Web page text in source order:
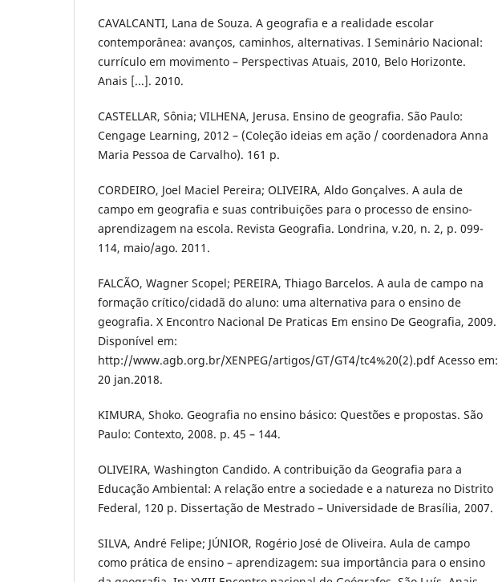
CAVALCANTI, Lana de Souza. A geografia e a realidade escolar
contemporânea: avanços, caminhos, alternativas. I Seminário Nacional:
currículo em movimento – Perspectivas Atuais, 2010, Belo Horizonte.
Anais [...]. 2010.
CASTELLAR, Sônia; VILHENA, Jerusa. Ensino de geografia. São Paulo:
Cengage Learning, 2012 – (Coleção ideias em ação / coordenadora Anna
Maria Pessoa de Carvalho). 161 p.
CORDEIRO, Joel Maciel Pereira; OLIVEIRA, Aldo Gonçalves. A aula de
campo em geografia e suas contribuições para o processo de ensino-
aprendizagem na escola. Revista Geografia. Londrina, v.20, n. 2, p. 099-
114, maio/ago. 2011.
FALCÃO, Wagner Scopel; PEREIRA, Thiago Barcelos. A aula de campo na
formação crítico/cidadã do aluno: uma alternativa para o ensino de
geografia. X Encontro Nacional De Praticas Em ensino De Geografia, 2009.
Disponível em:
http://www.agb.org.br/XENPEG/artigos/GT/GT4/tc4%20(2).pdf Acesso em:
20 jan.2018.
KIMURA, Shoko. Geografia no ensino básico: Questões e propostas. São
Paulo: Contexto, 2008. p. 45 – 144.
OLIVEIRA, Washington Candido. A contribuição da Geografia para a
Educação Ambiental: A relação entre a sociedade e a natureza no Distrito
Federal, 120 p. Dissertação de Mestrado – Universidade de Brasília, 2007.
SILVA, André Felipe; JÚNIOR, Rogério José de Oliveira. Aula de campo
como prática de ensino – aprendizagem: sua importância para o ensino